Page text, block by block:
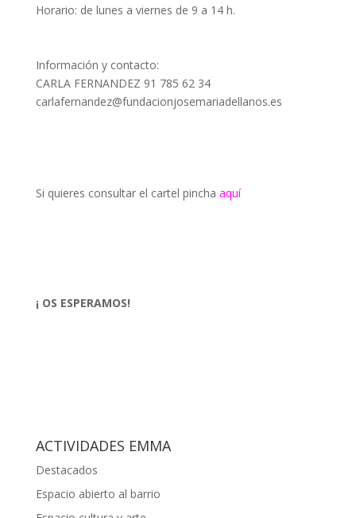
Horario: de lunes a viernes de 9 a 14 h.
Información y contacto:
CARLA FERNANDEZ 91 785 62 34
carlafernandez@fundacionjosemariadellanos.es
Si quieres consultar el cartel pincha aquí
¡ OS ESPERAMOS!
ACTIVIDADES EMMA
Destacados
Espacio abierto al barrio